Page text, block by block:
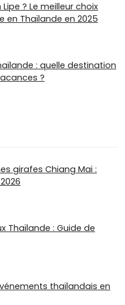
Lipe ? Le meilleur choix
en Thaïlande en 2025
: quelle destination
?
girafes Chiang Mai :
Thaïlande : Guide de
thaïlandais en